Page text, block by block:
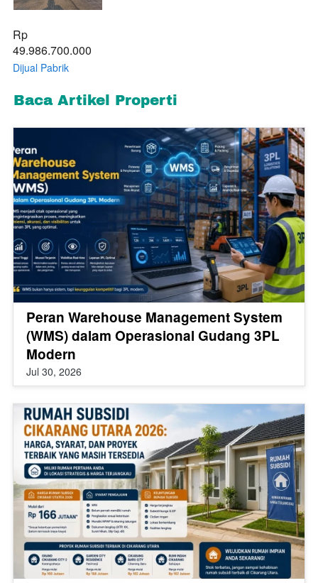
Rp
49.986.700.000
Dijual Pabrik
Subang 6763 / 2Ha
1Km dari Gerbang
Baca Artikel Properti
Peran Warehouse Management System
(WMS) dalam Operasional Gudang 3PL
Modern
Jul 30, 2026